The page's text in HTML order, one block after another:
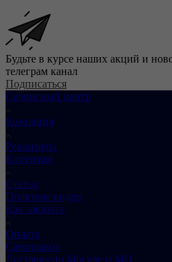
Будьте в курсе наших акций и
телеграм канал
Подписаться
Сервисный центр
Компания
Реквизиты
Клиентам
Статьи
Полезное видео
Как заказать
Оплата
Самовывоз
Доставка по Москве и МО